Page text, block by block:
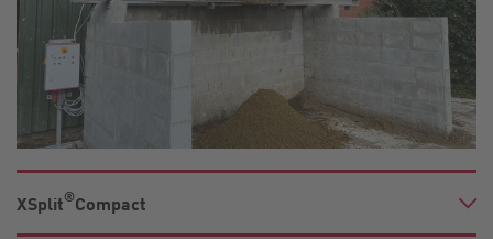
XSplit®Compact